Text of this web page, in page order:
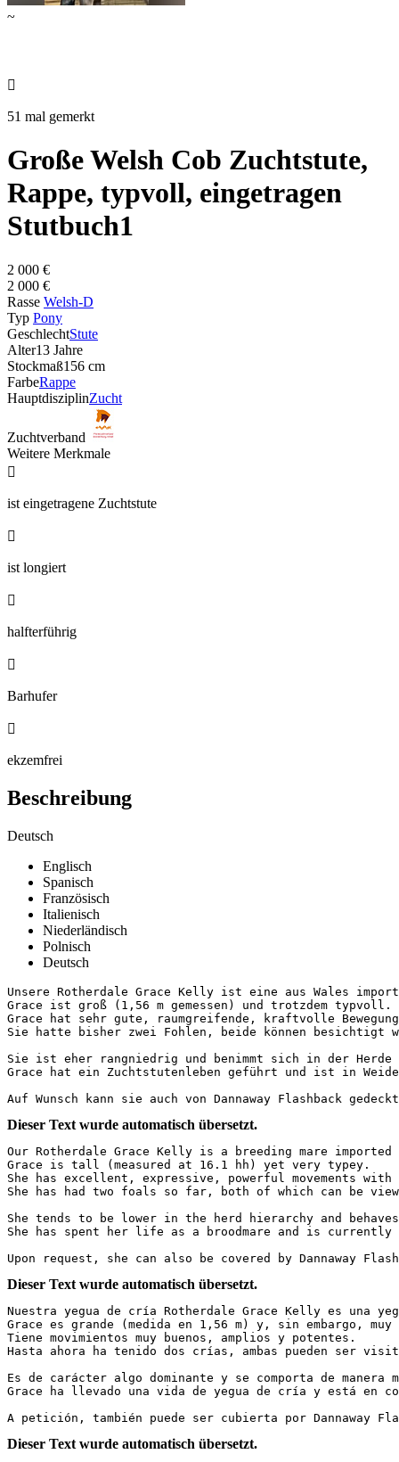
~

51 mal gemerkt
Große Welsh Cob Zuchtstute,
Rappe, typvoll, eingetragen
Stutbuch1
2 000 €
2 000 €
Rasse Welsh-D
Typ Pony
GeschlechtStute
Alter13 Jahre
Stockmaß156 cm
FarbeRappe
HauptdisziplinZucht
Zuchtverband
Weitere Merkmale

ist eingetragene Zuchtstute

ist longiert

halfterführig

Barhufer

ekzemfrei
Beschreibung
Deutsch
Englisch
Spanisch
Französisch
Italienisch
Niederländisch
Polnisch
Deutsch
Unsere Rotherdale Grace Kelly ist eine aus Wales
Grace ist groß (1,56 m gemessen) und trotzdem typvoll.
Grace hat sehr gute, raumgreifende, kraftvolle
Sie hatte bisher zwei Fohlen, beide können besichtigt
Sie ist eher rangniedrig und benimmt sich in der
Grace hat ein Zuchtstutenleben geführt und ist in
Auf Wunsch kann sie auch von Dannaway Flashback
Dieser Text wurde automatisch übersetzt.
Our Rotherdale Grace Kelly is a breeding mare
Grace is tall (measured at 16.1 hh) yet very typey.
She has excellent, expressive, powerful movements
She has had two foals so far, both of which can be
She tends to be lower in the herd hierarchy and
She has spent her life as a broodmare and is
Upon request, she can also be covered by Dannaway
Dieser Text wurde automatisch übersetzt.
Nuestra yegua de cría Rotherdale Grace Kelly es una
Grace es grande (medida en 1,56 m) y, sin embargo,
Tiene movimientos muy buenos, amplios y potentes.
Hasta ahora ha tenido dos crías, ambas pueden ser
Es de carácter algo dominante y se comporta de
Grace ha llevado una vida de yegua de cría y está en
A petición, también puede ser cubierta por Dannaway
Dieser Text wurde automatisch übersetzt.